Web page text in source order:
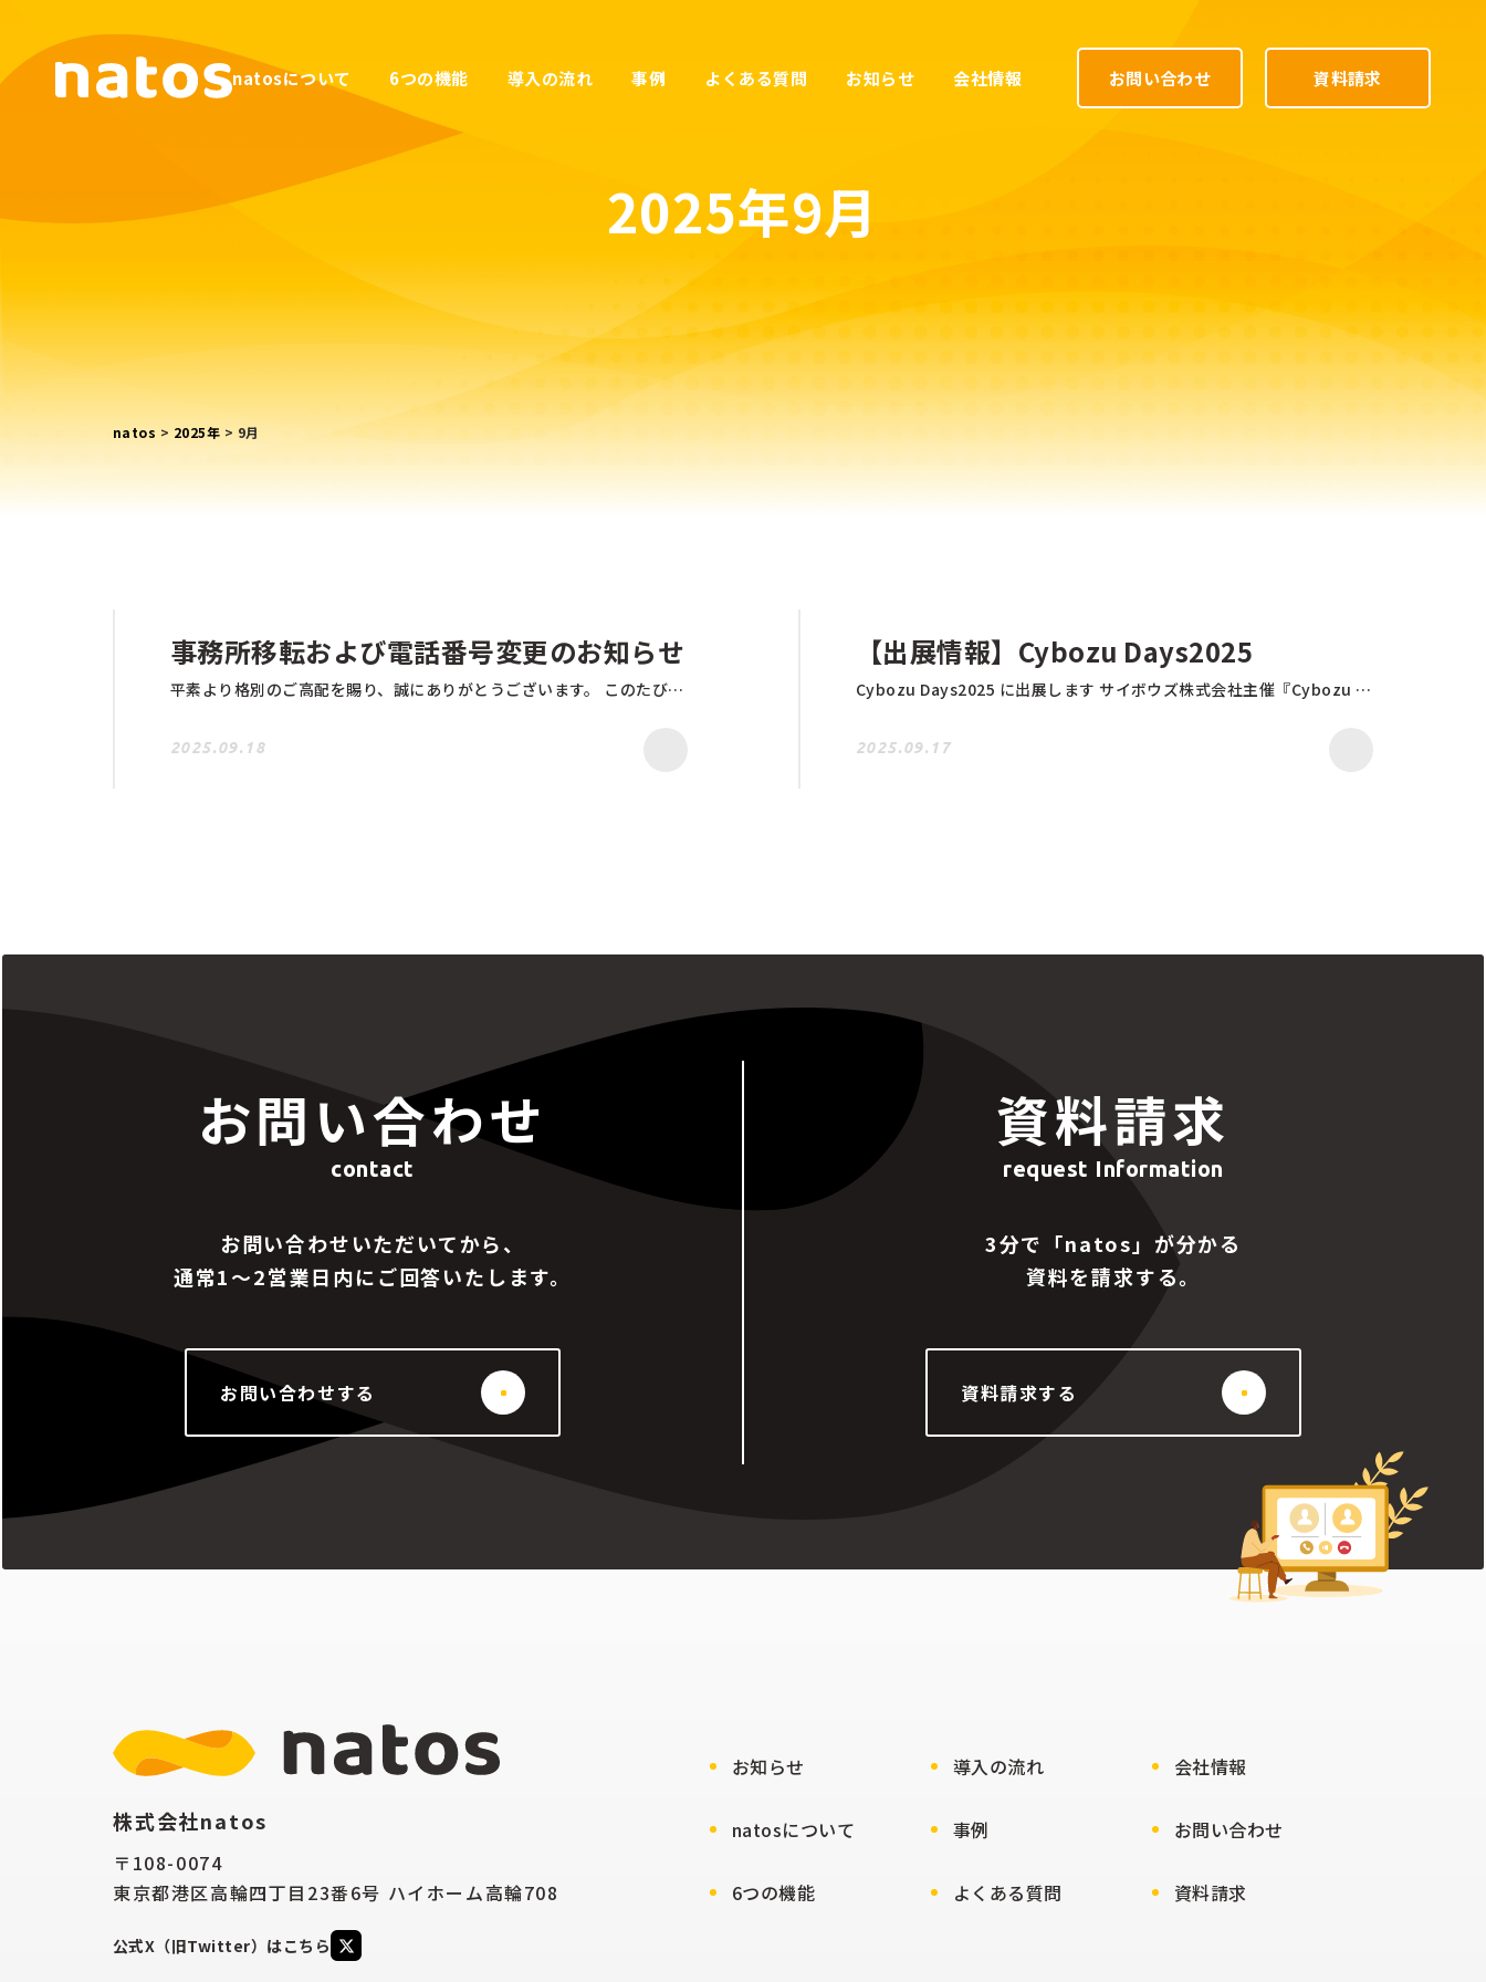
natosについて 6つの機能 導入の流れ 事例 よくある質問 お知らせ 会社情報 お問い合わせ 資料請求
2025年9月
natos > 2025年 > 9月
事務所移転および電話番号変更のお知らせ
平素より格別のご高配を賜り、誠にありがとうございます。 このたび弊社は事務所移転および電話回線工事を実施する運びとなりました。 現在ご利用いただいている電話番号は変更となります。 【電話がご利用いただけない期間】 2025年9月19日（金）～2025年9月30日（火） 【新しい電話番号について】 2025年10月1日（水）より新番号にて運用開始いたします。 ※新しい番号は、確定次第あらためてご案内いたします。 なお、当社ホームページ上には電話番号を掲載しておりません。 現在の番号をご存じのお客様には、別途ご連絡を差し上げます。 期間中はメール・お問い合わせフォームのご利用をお願いいたします。 今後とも変わらぬご愛顧のほど、何卒よろしくお願い申し上げます。
2025.09.18
【出展情報】Cybozu Days2025
Cybozu Days2025 に出展します サイボウズ株式会社主催『Cybozu Days2025』に出展いたします。 不動産業界で培った知見を活かし、 現場に最適化できるセミオーダー型システムをご紹介。 業務効率化から経営データの活用まで、御社に合った形でDXを実現します。 当社ブース番号：M-14にてお待ちしております。 ぜひお立ち寄りください。 ■ 開催概要 Cybozu Days2025 会期：2025年10月27日(月)〜10月28日(火) 会場：幕張メッセ ブース番号：M-14 ■ ご来場について 入場無料(事前登録制)
2025.09.17
お問い合わせ
contact
お問い合わせいただいてから、
通常1～2営業日内にご回答いたします。
お問い合わせする
資料請求
request Information
3分で「natos」が分かる
資料を請求する。
資料請求する
株式会社natos
〒108-0074
東京都港区高輪四丁目23番6号 ハイホーム高輪708
公式X（旧Twitter）はこちら
お知らせ 導入の流れ 会社情報
natosについて 事例 お問い合わせ
6つの機能 よくある質問 資料請求